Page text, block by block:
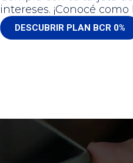
intereses. ¡Conocé
DESCUBRIR PLAN BCR 0%